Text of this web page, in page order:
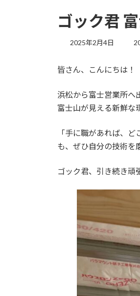
ゴック君
2025年2月4日
最
時
:
皆さん、こんにちは！
浜松から富士営業所へ
富士山が見える新鮮な
「手に職があれば、
も、ぜひ自分の技術を
ゴック君、引き続き頑